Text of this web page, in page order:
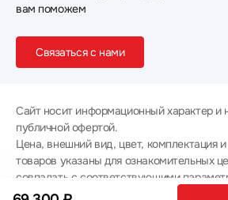
вам поможем
Связаться с нами
Сайт носит информационный характер и
публичной офертой.
Цена, внешний вид, цвет, комплектация и
товаров указаны для ознакомительных
совпадать с соответствующими
товаров - уточняйте информацию у